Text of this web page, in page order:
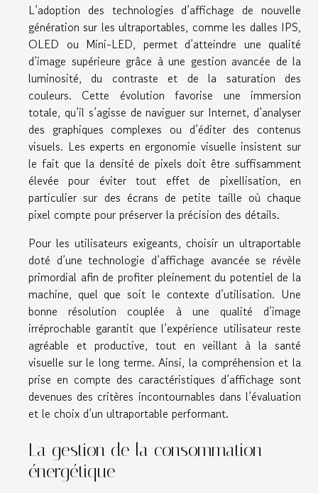
L’adoption des technologies d’affichage de nouvelle
génération sur les ultraportables, comme les dalles IPS,
OLED ou Mini-LED, permet d’atteindre une qualité
d’image supérieure grâce à une gestion avancée de la
luminosité, du contraste et de la saturation des
couleurs. Cette évolution favorise une immersion
totale, qu’il s’agisse de naviguer sur Internet, d’analyser
des graphiques complexes ou d’éditer des contenus
visuels. Les experts en ergonomie visuelle insistent sur
le fait que la densité de pixels doit être suffisamment
élevée pour éviter tout effet de pixellisation, en
particulier sur des écrans de petite taille où chaque
pixel compte pour préserver la précision des détails.
Pour les utilisateurs exigeants, choisir un ultraportable
doté d’une technologie d’affichage avancée se révèle
primordial afin de profiter pleinement du potentiel de la
machine, quel que soit le contexte d’utilisation. Une
bonne résolution couplée à une qualité d’image
irréprochable garantit que l’expérience utilisateur reste
agréable et productive, tout en veillant à la santé
visuelle sur le long terme. Ainsi, la compréhension et la
prise en compte des caractéristiques d’affichage sont
devenues des critères incontournables dans l’évaluation
et le choix d’un ultraportable performant.
La gestion de la consommation
énergétique